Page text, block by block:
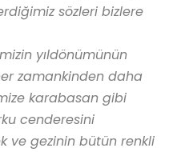
sözleri bizlere
yıldönümünün
zamankinden daha
karabasan gibi
cenderesini
ve gezinin bütün renkli